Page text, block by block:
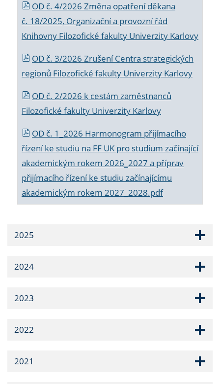
OD č. 4/2026 Změna opatření děkana
č. 18/2025, Organizační a provozní řád
Knihovny Filozofické fakulty Univerzity Karlovy
OD č. 3/2026 Zrušení Centra strategických
regionů Filozofické fakulty Univerzity Karlovy
OD č. 2/2026 k cestám zaměstnanců
Filozofické fakulty Univerzity Karlovy
OD č. 1_2026 Harmonogram přijímacího
řízení ke studiu na FF UK pro studium začínající
akademickým rokem 2026_2027 a příprav
přijímacího řízení ke studiu začínajícímu
akademickým rokem 2027_2028.pdf
2025
2024
2023
2022
2021